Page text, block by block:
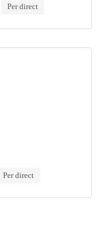
Per direct
Per direct